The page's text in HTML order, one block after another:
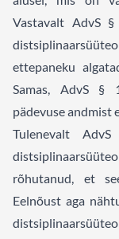
Vastavalt AdvS
ettepaneku
Samas, AdvS §
pädevuse andmist
Tulenevalt
rõhutanud, et
Eelnõust aga